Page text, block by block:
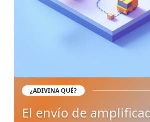
¿ADIVINA QUÉ?
El envío de